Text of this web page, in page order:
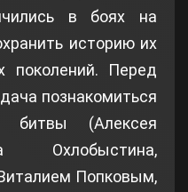
в боях на
историю их
поколений. Перед
познакомиться
битвы (Алексея
Охлобыстина,
Попковым,